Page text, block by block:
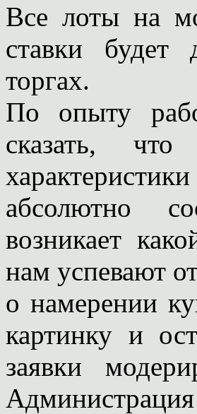
Все лоты на
ставки будет
торгах.
По опыту
сказать,
абсолютно
возникает
нам успевают
о намерении
картинку и
заявки
Администрация